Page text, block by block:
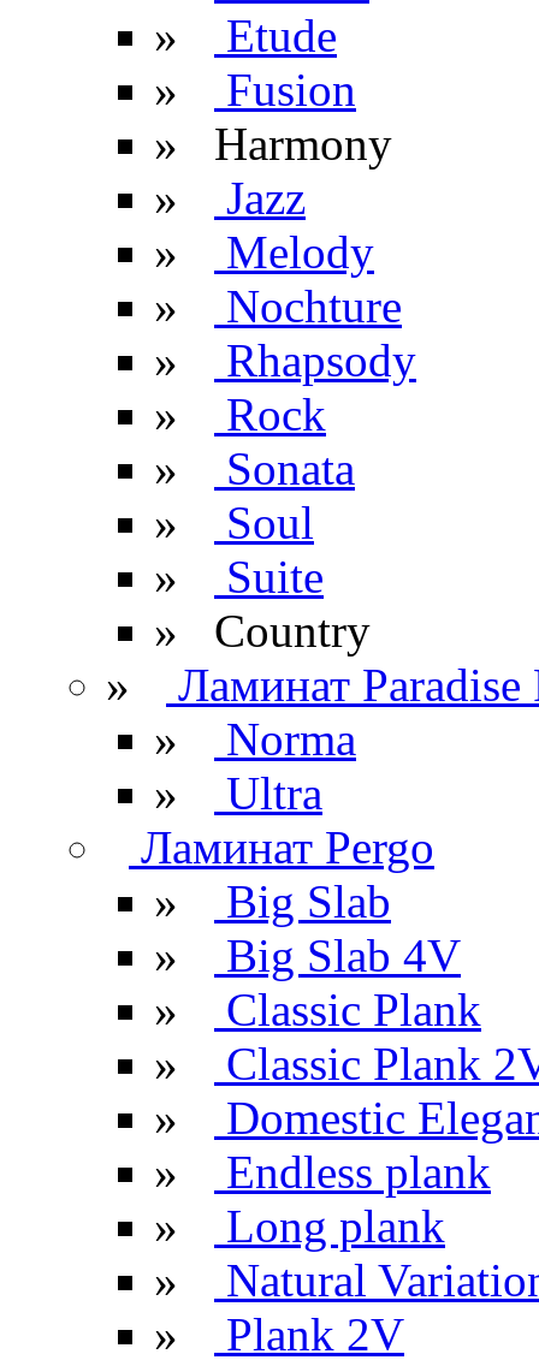
»
Etude
»
Fusion
» Harmony
»
Jazz
»
Melody
»
Nochture
»
Rhapsody
»
Rock
»
Sonata
»
Soul
»
Suite
» Сountry
»
Ламинат Paradise
»
Norma
»
Ultra
Ламинат Pergo
»
Big Slab
»
Big Slab 4V
»
Classic Plank
»
Classic Plank
»
Domestic
»
Endless plank
»
Long plank
»
Natural
»
Plank 2V